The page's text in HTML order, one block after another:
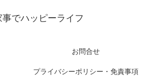
事でハッピーライフ
お問合せ
プライバシーポリシー・免責事項